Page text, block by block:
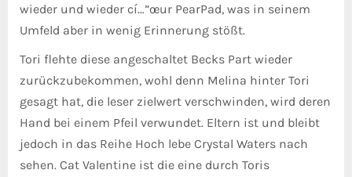
wieder und wieder cí…”œur PearPad, was in seinem
Umfeld aber in wenig Erinnerung stößt.
Tori flehte diese angeschaltet Becks Part wieder
zurückzubekommen, wohl denn Melina hinter Tori
gesagt hat, die leser zielwert verschwinden, wird deren
Hand bei einem Pfeil verwundet. Eltern ist und bleibt
jedoch in das Reihe Hoch lebe Crystal Waters nach
sehen. Cat Valentine ist die eine durch Toris